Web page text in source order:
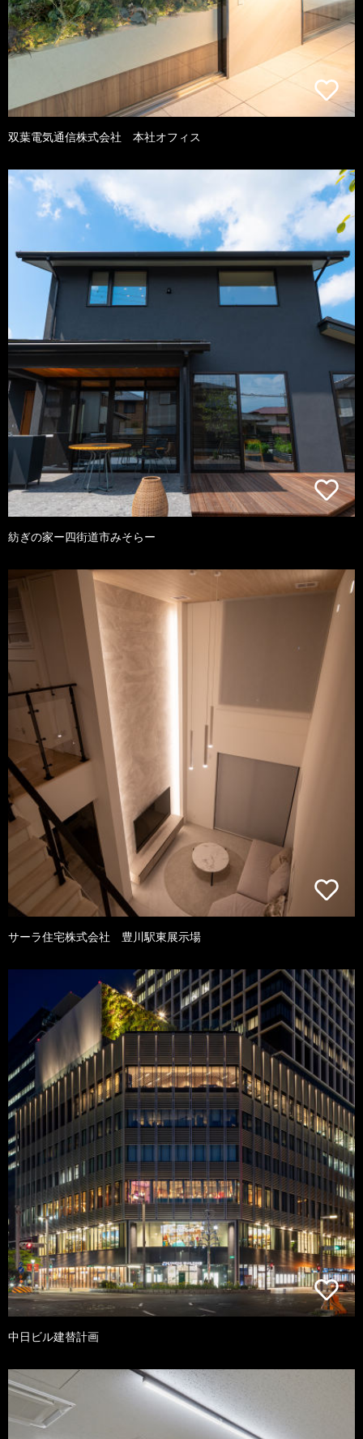
双葉電気通信株式会社 本社オフィス
紡ぎの家ー四街道市みそらー
サーラ住宅株式会社 豊川駅東展示場
中日ビル建替計画